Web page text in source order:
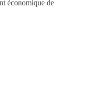
économique de